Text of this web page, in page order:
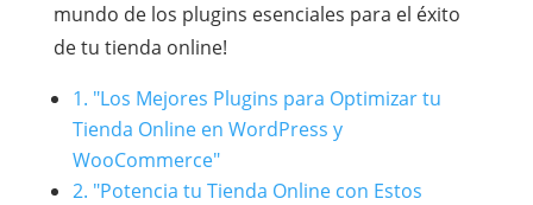
mundo de los plugins esenciales para el éxito
de tu tienda online!
1. "Los Mejores Plugins para Optimizar tu
Tienda Online en WordPress y
WooCommerce"
2. "Potencia tu Tienda Online con Estos